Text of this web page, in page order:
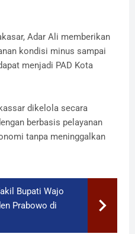
Adar Ali memberikan
kondisi minus sampai
menjadi PAD Kota
dikelola secara
berbasis pelayanan
tanpa meninggalkan
Bupati Wajo
Prabowo di